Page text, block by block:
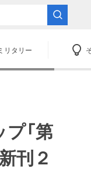
リタリー
「第
刊２